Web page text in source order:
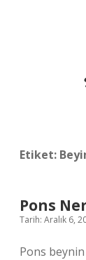
Etiket:
Pons
Tarih: Aralık 6,
Pons